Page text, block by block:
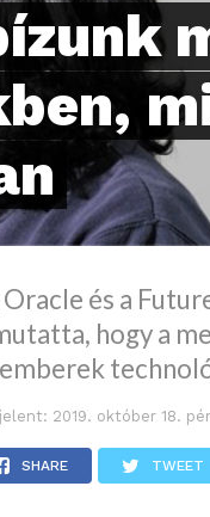
Oracle és a
hogy a
2019. október 18.
SHARE TWEET